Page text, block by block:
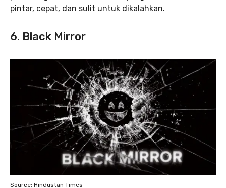
pintar, cepat, dan sulit untuk dikalahkan.
6. Black Mirror
Source: Hindustan Times